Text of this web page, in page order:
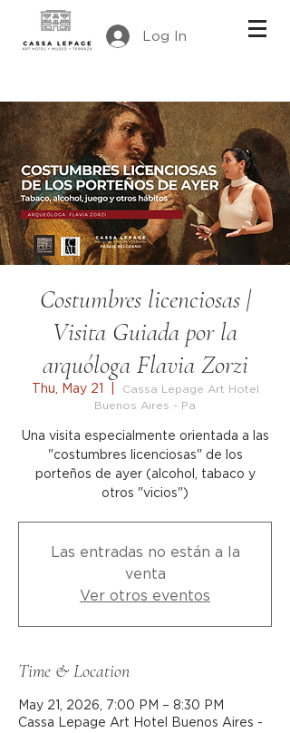
Log In
Costumbres licenciosas |
Visita Guiada por la
arquóloga Flavia Zorzi
Thu, May 21
Cassa Lepage Art Hotel
Buenos Aires - Pa
Una visita especialmente orientada a las
"costumbres licenciosas" de los
porteños de ayer (alcohol, tabaco y
otros "vicios")
Las entradas no están a la
venta
Ver otros eventos
Time & Location
May 21, 2026, 7:00 PM – 8:30 PM
Cassa Lepage Art Hotel Buenos Aires -